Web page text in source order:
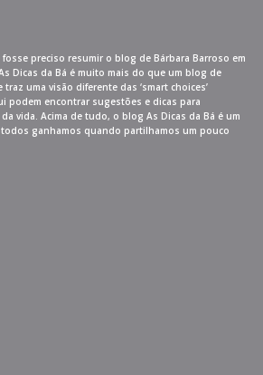
preciso resumir o blog de Bárbara Barroso em
Dicas da Bá é muito mais do que um blog de
uma visão diferente das ‘smart choices’
podem encontrar sugestões e dicas para
vida. Acima de tudo, o blog As Dicas da Bá é um
ganhamos quando partilhamos um pouco